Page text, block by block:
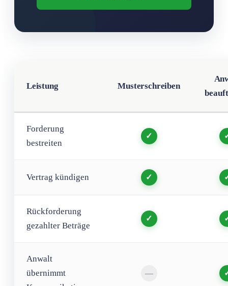
Leistung Musterschreiben
Forderung
bestreiten
✓
Vertrag kündigen ✓
Rückforderung
gezahlter Beträge
✓
Anwalt
übernimmt
—